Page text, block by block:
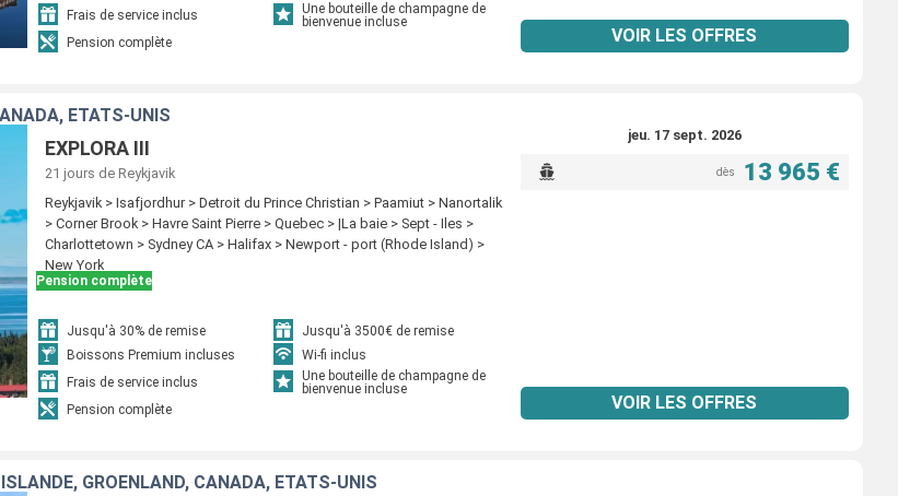
Frais de service inclus
Une bouteille de champagne de
bienvenue incluse
Pension complète
VOIR LES OFFRES
ÉTATS-UNIS
EXPLORA III
21 jours de Reykjavik
Reykjavik > Isafjordhur > Detroit du Prince Christian > Paamiut > Nanortalik
> Corner Brook > Havre Saint Pierre > Quebec > |La baie > Sept - Iles >
Charlottetown > Sydney CA > Halifax > Newport - port (Rhode Island) >
New York
Pension complète
Jusqu'à 30% de remise
Jusqu'à 3500€ de remise
Boissons Premium incluses
Wi-fi inclus
Frais de service inclus
Une bouteille de champagne de
bienvenue incluse
Pension complète
jeu. 17 sept. 2026
dès 13 965 €
VOIR LES OFFRES
GRÖENLAND, CANADA, ÉTATS-UNIS